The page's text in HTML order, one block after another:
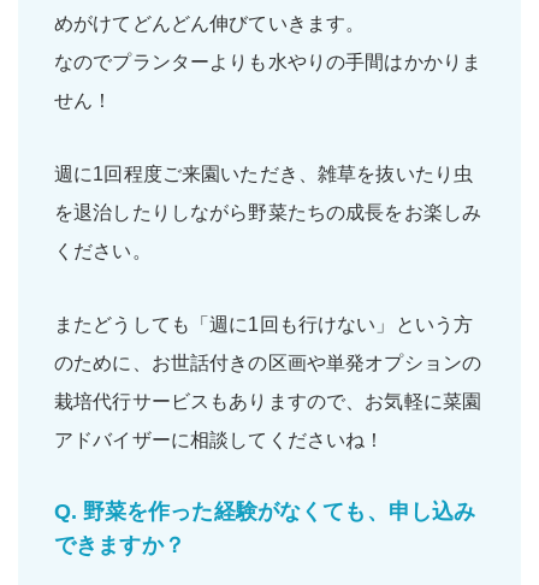
めがけてどんどん伸びていきます。
なのでプランターよりも水やりの手間はかかりま
せん！
週に1回程度ご来園いただき、雑草を抜いたり虫
を退治したりしながら野菜たちの成長をお楽しみ
ください。
またどうしても「週に1回も行けない」という方
のために、お世話付きの区画や単発オプションの
栽培代行サービスもありますので、お気軽に菜園
アドバイザーに相談してくださいね！
Q. 野菜を作った経験がなくても、申し込み
できますか？